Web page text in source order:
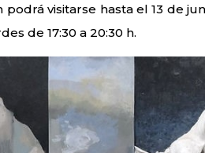
podrá visitarse hasta el 13 de
de 17:30 a 20:30 h.